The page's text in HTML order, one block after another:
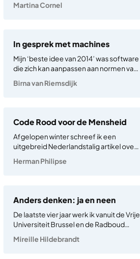
beschikking voor burgers en patiënten.
gezondheidszorg en…
Martina Cornel
In gesprek met machines
Mijn ‘beste idee van 2014’ was software
die zich kan aanpassen aan normen van
ondersteuning te bieden in het
belangrijk omdat…
Birna van Riemsdijk
Code Rood voor de Mensheid
Afgelopen winter schreef ik een
uitgebreid Nederlandstalig artikel over
Aarde voor het Rechtsgeleerd Magazijn
pas in 2023 zal verschijnen: “De…
Herman Philipse
Anders denken: ja en neen
De laatste vier jaar werk ik vanuit de Vrije
Universiteit Brussel en de Radboud
van juristen en informatici aan ICT in het
Mireille Hildebrandt